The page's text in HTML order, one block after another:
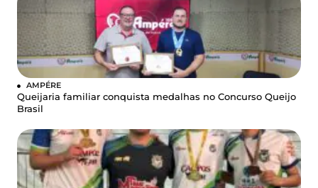
AMPÉRE
Queijaria familiar conquista medalhas no Concurso Queijo
Brasil